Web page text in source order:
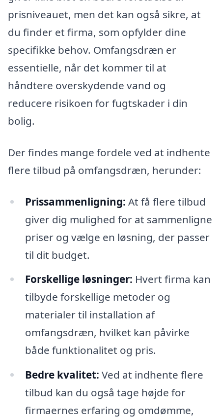
prisniveauet, men det kan også sikre, at
du finder et firma, som opfylder dine
specifikke behov. Omfangsdræn er
essentielle, når det kommer til at
håndtere overskydende vand og
reducere risikoen for fugtskader i din
bolig.
Der findes mange fordele ved at indhente
flere tilbud på omfangsdræn, herunder:
Prissammenligning: At få flere tilbud
giver dig mulighed for at sammenligne
priser og vælge en løsning, der passer
til dit budget.
Forskellige løsninger: Hvert firma kan
tilbyde forskellige metoder og
materialer til installation af
omfangsdræn, hvilket kan påvirke
både funktionalitet og pris.
Bedre kvalitet: Ved at indhente flere
tilbud kan du også tage højde for
firmaernes erfaring og omdømme,